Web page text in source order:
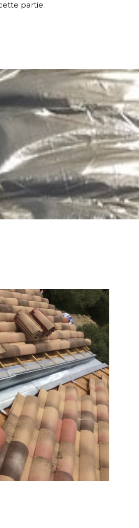
partie.